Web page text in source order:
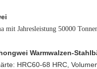
mit Jahresleistung 50000
Warmwalzen-
HRC60-68 HRC,